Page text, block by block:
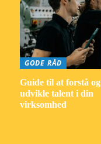
GODE RÅD
Guide til at forstå og
udvikle talent i din
virksomhed